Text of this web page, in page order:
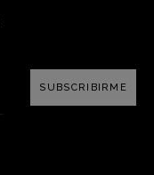
SUBSCRIBIRME